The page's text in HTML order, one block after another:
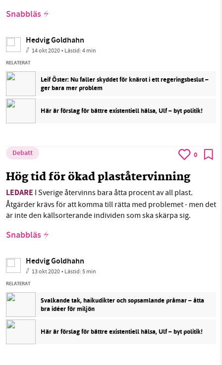
Snabbläs
Hedvig Goldhahn
14 okt 2020• Lästid:4 min
RELATERAT
Leif Öster: Nu faller skyddet för knärot i ett regeringsbeslut –
ger bara mer problem
Här är förslag för bättre existentiell hälsa, Ulf – byt politik!
Debatt 0
Hög tid för ökad plaståtervinning
LEDARE I Sverige återvinns bara åtta procent av all plast.
Åtgärder krävs för att komma till rätta med problemet - men det
är inte den källsorterande individen som ska skärpa sig.
Snabbläs
Hedvig Goldhahn
13 okt 2020• Lästid:5 min
RELATERAT
Svalkande tak, haikudikter och sopsamlande pråmar – åtta
bra idéer för miljön
Här är förslag för bättre existentiell hälsa, Ulf – byt politik!